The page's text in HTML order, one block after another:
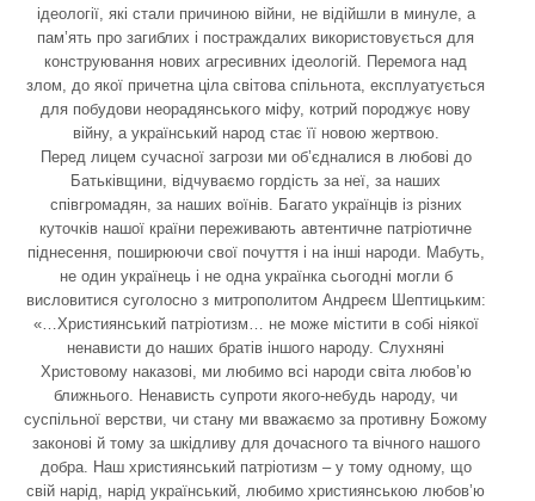
ідеології, які стали причиною війни, не відійшли в минуле, а
пам’ять про загиблих і постраждалих використовується для
конструювання нових агресивних ідеологій. Перемога над
злом, до якої причетна ціла світова спільнота, експлуатується
для побудови неорадянського міфу, котрий породжує нову
війну, а український народ стає її новою жертвою.
Перед лицем сучасної загрози ми об’єдналися в любові до
Батьківщини, відчуваємо гордість за неї, за наших
співгромадян, за наших воїнів. Багато українців із різних
куточків нашої країни переживають автентичне патріотичне
піднесення, поширюючи свої почуття і на інші народи. Мабуть,
не один українець і не одна українка сьогодні могли б
висловитися суголосно з митрополитом Андреєм Шептицьким:
«…Християнський патріотизм… не може містити в собі ніякої
ненависти до наших братів іншого народу. Слухняні
Христовому наказові, ми любимо всі народи світа любов’ю
ближнього. Ненависть супроти якого-небудь народу, чи
суспільної верстви, чи стану ми вважаємо за противну Божому
законові й тому за шкідливу для дочасного та вічного нашого
добра. Наш християнський патріотизм – у тому одному, що
свій нарід, нарід український, любимо християнською любов’ю